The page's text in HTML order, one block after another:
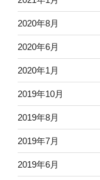
2020年8月
2020年6月
2020年1月
2019年10月
2019年8月
2019年7月
2019年6月